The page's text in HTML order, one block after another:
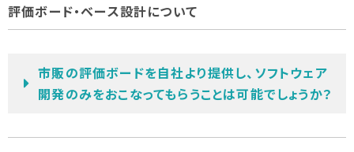
評価ボード・ベース設計について
市販の評価ボードを自社より提供し、ソフトウェア
開発のみをおこなってもらうことは可能でしょうか？